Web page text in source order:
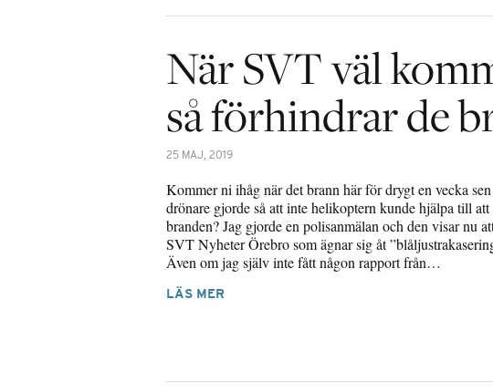
När SVT väl
så förhindrar de
25 MAJ, 2019
Kommer ni ihåg när det brann här för drygt en vecka
drönare gjorde så att inte helikoptern kunde hjälpa till att
branden? Jag gjorde en polisanmälan och den visar nu
SVT Nyheter Örebro som ägnar sig åt
Även om jag själv inte fått någon rapport från…
LÄS MER